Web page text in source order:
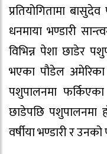
प्रतियोगितामा
धनमाया भण्डारी
विभिन्न पेशा छाडेर
भएका पौडेल
पशुपालनमा
छाडेपछि पशुपालनमा
वर्षीया भण्डारी र